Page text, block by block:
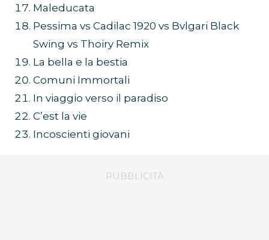
Maleducata
Pessima vs Cadilac 1920 vs Bvlgari Black
Swing vs Thoiry Remix
La bella e la bestia
Comuni Immortali
In viaggio verso il paradiso
C’est la vie
Incoscienti giovani